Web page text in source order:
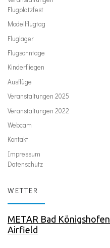
Flugplatzfest
Modellflugtag
Fluglager
Flugsonntage
Kinderfliegen
Ausflüge
Veranstaltungen 2025
Veranstaltungen 2022
Webcam
Kontakt
Impressum
Datenschutz
WETTER
METAR Bad Königshofen
Airfield